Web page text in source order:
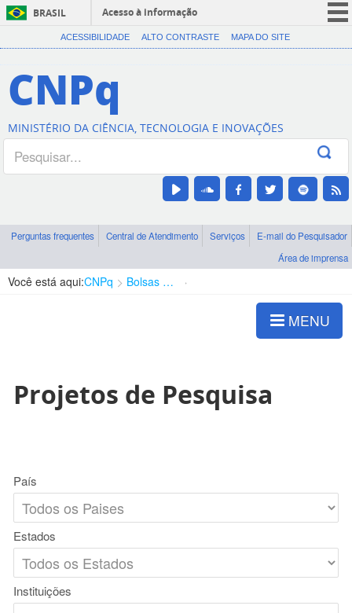
BRASIL
Acesso à informação
CORONAVÍRUS (COVID-19)
Canais
ACESSIBILIDADE ALTO CONTRASTE MAPA DO SITE
CNPq
MINISTÉRIO DA CIÊNCIA, TECNOLOGIA E INOVAÇÕES
Perguntas frequentes Central de Atendimento Serviços
E-mail do Pesquisador
Área de imprensa
Você está aqui:CNPq Bolsas e Auxílios Vigentes
MENU
Projetos de Pesquisa
País
Estados
Instituições